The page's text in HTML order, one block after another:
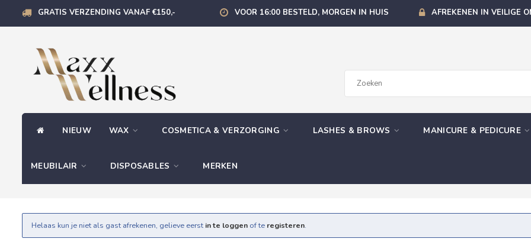
GRATIS VERZENDING VANAF €150,- VOOR 16:00 BESTELD, MORGEN IN HUIS AFREKENEN IN VEILIGE
NIEUW WAX COSMETICA & VERZORGING LASHES & BROWS MANICURE & PEDICURE
MEUBILAIR DISPOSABLES MERKEN
Helaas kun je niet als gast afrekenen, gelieve eerst in te loggen of te registeren.